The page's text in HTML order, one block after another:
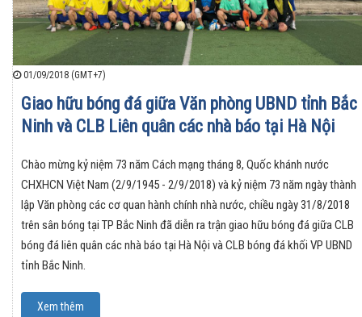
01/09/2018 (GMT+7)
Giao hữu bóng đá giữa Văn phòng UBND tỉnh Bắc
Ninh và CLB Liên quân các nhà báo tại Hà Nội
Chào mừng kỷ niệm 73 năm Cách mạng tháng 8, Quốc khánh nước
CHXHCN Việt Nam (2/9/1945 - 2/9/2018) và kỷ niệm 73 năm ngày thành
lập Văn phòng các cơ quan hành chính nhà nước, chiều ngày 31/8/2018
trên sân bóng tại TP Bắc Ninh đã diễn ra trận giao hữu bóng đá giữa CLB
bóng đá liên quân các nhà báo tại Hà Nội và CLB bóng đá khối VP UBND
tỉnh Bắc Ninh.
Xem thêm